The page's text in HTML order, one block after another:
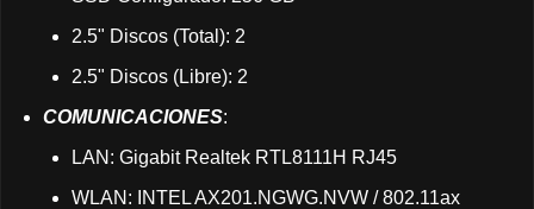
2.5" Discos (Total): 2
2.5" Discos (Libre): 2
COMUNICACIONES:
LAN: Gigabit Realtek RTL8111H RJ45
WLAN: INTEL AX201.NGWG.NVW / 802.11ax